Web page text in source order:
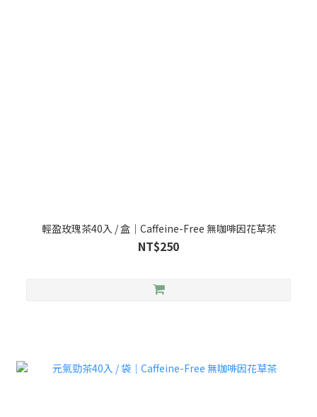
輕盈玫瑰茶40入 / 盒｜Caffeine-Free 無咖啡因花草茶
NT$250